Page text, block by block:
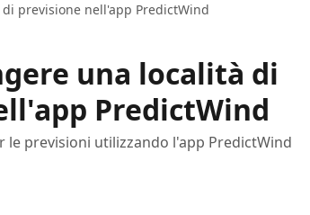
previsione nell'app PredictWind
una località di
PredictWind
le previsioni utilizzando l'app PredictWind